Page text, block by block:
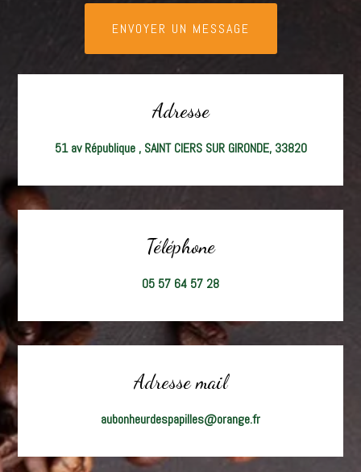
ENVOYER UN MESSAGE
Adresse
51 av République , SAINT CIERS SUR GIRONDE, 33820
Téléphone
05 57 64 57 28
Adresse mail
aubonheurdespapilles@orange.fr